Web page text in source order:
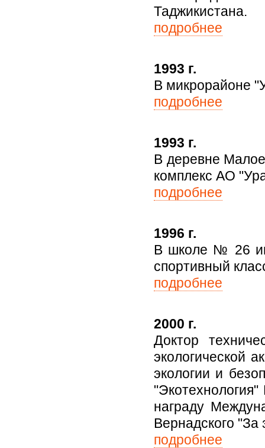
Таджикистана.
подробнее
1993 г.
В микрорайоне
подробнее
1993 г.
В деревне
комплекс АО
подробнее
1996 г.
В школе № 26
спортивный
подробнее
2000 г.
Доктор
экологической
экологии и
награду
Вернадского "За
подробнее